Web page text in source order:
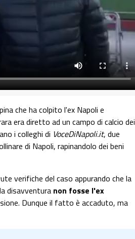
che ha colpito l'ex Napoli e
era diretto ad un campo di calcio dei
i colleghi di VoceDiNapoli.it, due
di Napoli, rapinandolo dei beni
verifiche del caso appurando che la
disavventura non fosse l'ex
Dunque il fatto è accaduto, ma